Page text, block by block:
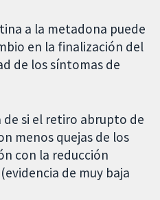
a la metadona puede
en la finalización del
de los síntomas de
de si el retiro abrupto de
menos quejas de los
con la reducción
de muy baja